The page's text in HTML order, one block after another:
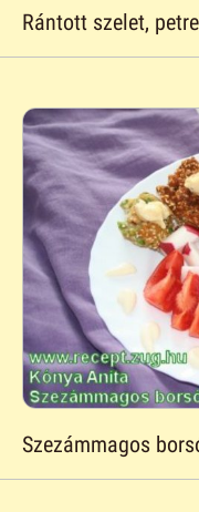
Rántott szelet,
Szezámmagos